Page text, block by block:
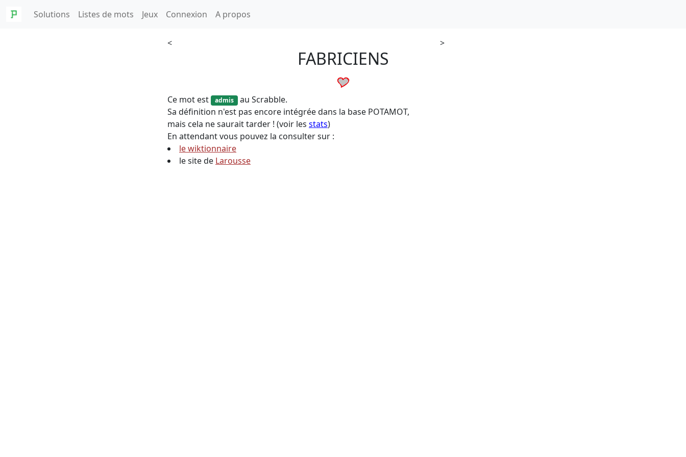
Solutions Listes de mots Jeux Connexion A propos
< >
FABRICIENS
Ce mot est admis au Scrabble.
Sa définition n'est pas encore intégrée dans la base POTAMOT,
mais cela ne saurait tarder ! (voir les stats)
En attendant vous pouvez la consulter sur :
le wiktionnaire
le site de Larousse